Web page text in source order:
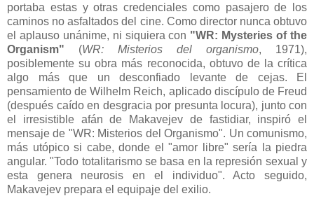
portaba estas y otras credenciales como pasajero de los
caminos no asfaltados del cine. Como director nunca obtuvo
el aplauso unánime, ni siquiera con "WR: Mysteries of the
Organism" (WR: Misterios del organismo, 1971),
posiblemente su obra más reconocida, obtuvo de la crítica
algo más que un desconfiado levante de cejas. El
pensamiento de Wilhelm Reich, aplicado discípulo de Freud
(después caído en desgracia por presunta locura), junto con
el irresistible afán de Makavejev de fastidiar, inspiró el
mensaje de "WR: Misterios del Organismo". Un comunismo,
más utópico si cabe, donde el "amor libre" sería la piedra
angular. "Todo totalitarismo se basa en la represión sexual y
esta genera neurosis en el individuo". Acto seguido,
Makavejev prepara el equipaje del exilio.